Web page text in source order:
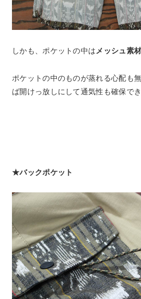
しかも、ポケットの中はメッシュ素
ポケットの中のものが蒸れる心配も
ば開けっ放しにして通気性も確保でき
★バックポケット